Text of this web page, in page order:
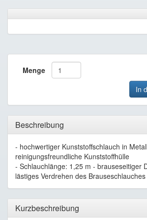
Menge
In
Beschreibung
- hochwertiger Kunststoffschlauch in
reinigungsfreundliche Kunststoffhülle
- Schlauchlänge: 1,25 m - brauseseitiger
lästiges Verdrehen des
Kurzbeschreibung